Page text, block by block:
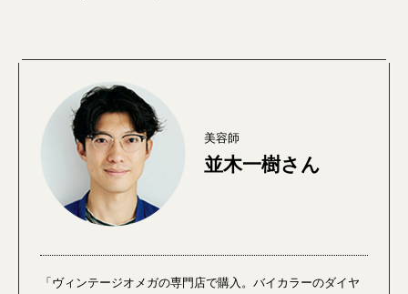
美容師
並木一樹さん
「ヴィンテージオメガの専門店で購入。バイカラーのダイヤ